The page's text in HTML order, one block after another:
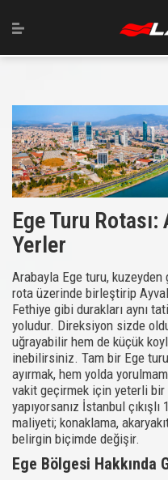
Ege Turu
Yerler
Arabayla Ege turu, kuzeyden
rota üzerinde birleştirip
Fethiye gibi durakları aynı
yoludur. Direksiyon sizde
uğrayabilir hem de küçük
inebilirsiniz. Tam bir Ege
ayırmak, hem yolda
vakit geçirmek için yeterli bir
yapıyorsanız İstanbul
maliyeti; konaklama,
belirgin biçimde değişir.
Ege Bölgesi Hakkında